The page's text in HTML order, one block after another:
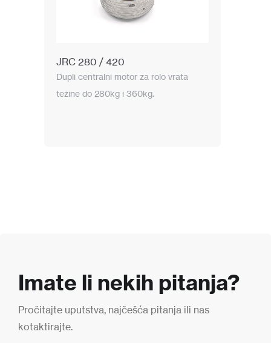
JRC 280 / 420
Dupli centralni motor za rolo vrata
težine do 280kg i 360kg.
Imate li nekih pitanja?
Pročitajte uputstva, najčešća pitanja ili nas
kotaktirajte.